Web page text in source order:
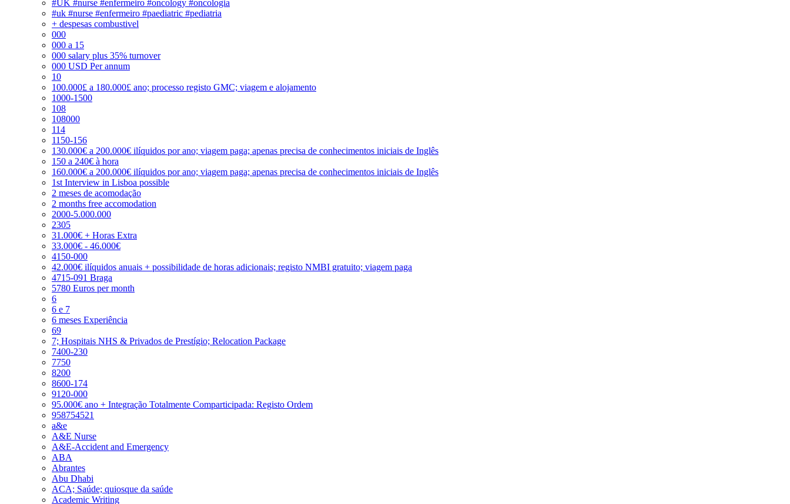
#UK #nurse #enfermeiro #oncology #oncologia
#uk #nurse #enfermeiro #paediatric #pediatria
+ despesas combustivel
000
000 a 15
000 salary plus 35% turnover
000 USD Per annum
10
100.000£ a 180.000£ ano; processo registo GMC; viagem e alojamento
1000-1500
108
108000
114
1150-156
130.000€ a 200.000€ ilíquidos por ano; viagem paga; apenas precisa de conhecimentos iniciais de Inglês
150 a 240€ à hora
160.000€ a 200.000€ ilíquidos por ano; viagem paga; apenas precisa de conhecimentos iniciais de Inglês
1st Interview in Lisboa possible
2 meses de acomodação
2 months free accomodation
2000-5.000.000
2305
31.000€ + Horas Extra
33.000€ - 46.000€
4150-000
42.000€ ilíquidos anuais + possibilidade de horas adicionais; registo NMBI gratuito; viagem paga
4715-091 Braga
5780 Euros per month
6
6 e 7
6 meses Experiência
69
7; Hospitais NHS & Privados de Prestígio; Relocation Package
7400-230
7750
8200
8600-174
9120-000
95.000€ ano + Integração Totalmente Comparticipada: Registo Ordem
958754521
a&e
A&E Nurse
A&E-Accident and Emergency
ABA
Abrantes
Abu Dhabi
ACA; Saúde; quiosque da saúde
Academic Writing